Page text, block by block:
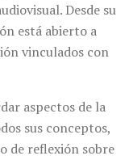
Desde su
está abierto a
vinculados con
aspectos de la
sus conceptos,
de reflexión sobre